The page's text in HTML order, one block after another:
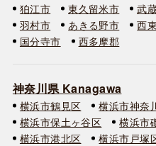
狛江市
東久留米市 武
羽村市
あきる野市 西
国分寺市
西多摩郡
神奈川県 Kanagawa
横浜市鶴見区 横浜市神奈
横浜市保土ヶ谷区
横浜市
横浜市港北区
横浜市戸塚